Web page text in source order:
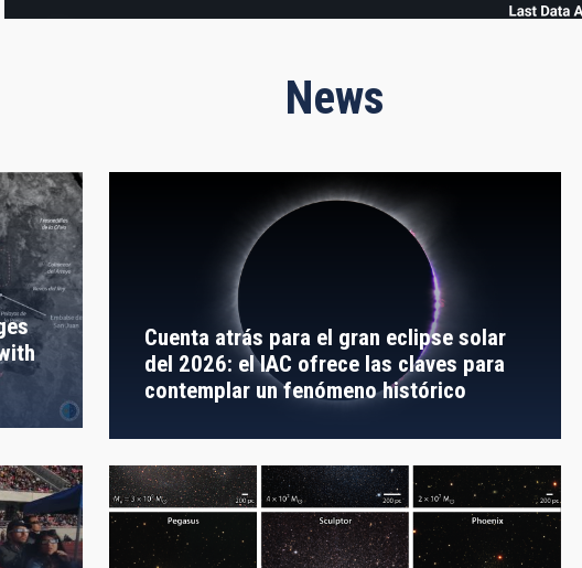
News
Cuenta atrás para el gran eclipse solar
del 2026: el IAC ofrece las claves para
contemplar un fenómeno histórico